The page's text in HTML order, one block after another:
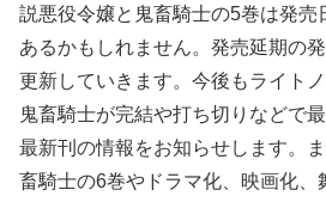
説悪役令嬢と鬼畜騎士の5巻は発売
あるかもしれません。発売延期の
更新していきます。今後もライト
鬼畜騎士が完結や打ち切りなどで
最新刊の情報をお知らせします。
畜騎士の6巻やドラマ化、映画化、